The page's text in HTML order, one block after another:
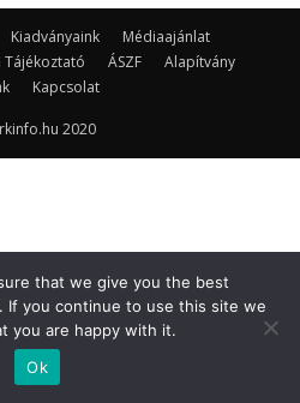
Kiadványaink
Médiaajánlat
Tájékoztató ÁSZF
Alapítvány
Kapcsolat
2020
that we give you the best
If you continue to use this site we
you are happy with it.
Ok